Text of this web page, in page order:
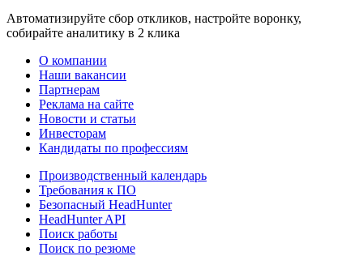
Автоматизируйте сбор откликов, настройте воронку,
собирайте аналитику в 2 клика
О компании
Наши вакансии
Партнерам
Реклама на сайте
Новости и статьи
Инвесторам
Кандидаты по профессиям
Производственный календарь
Требования к ПО
Безопасный HeadHunter
HeadHunter API
Поиск работы
Поиск по резюме